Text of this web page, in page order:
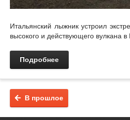
Итальянский лыжник устроил
высокого и действующего вулкана в
Подробнее
В прошлое